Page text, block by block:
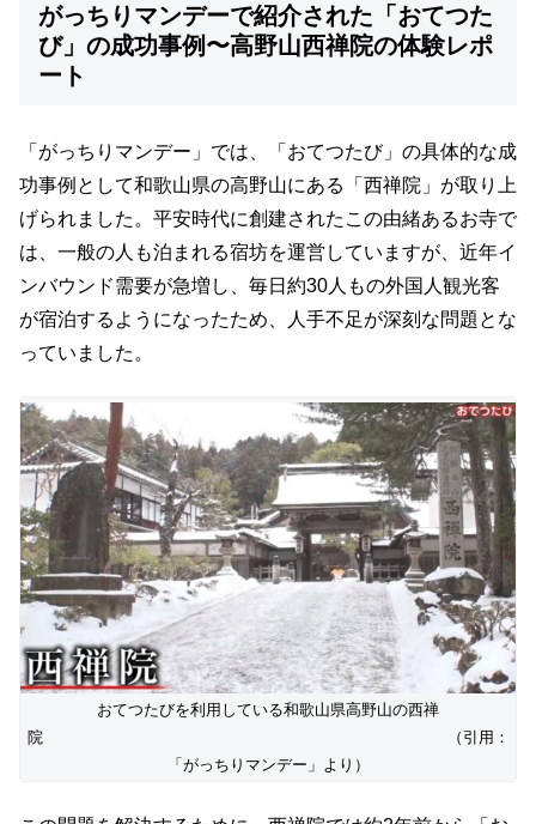
がっちりマンデーで紹介された「おてつた
び」の成功事例〜高野山西禅院の体験レポ
ート
「がっちりマンデー」では、「おてつたび」の具体的な成
功事例として和歌山県の高野山にある「西禅院」が取り上
げられました。平安時代に創建されたこの由緒あるお寺で
は、一般の人も泊まれる宿坊を運営していますが、近年イ
ンバウンド需要が急増し、毎日約30人もの外国人観光客
が宿泊するようになったため、人手不足が深刻な問題とな
っていました。
おてつたびを利用している和歌山県高野山の西禅
院 （引用：
「がっちりマンデー」より）